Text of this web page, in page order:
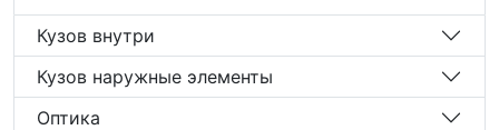
Кузов внутри
Кузов наружные элементы
Оптика